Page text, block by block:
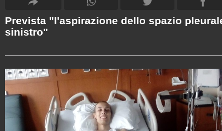
Prevista "l'aspirazione dello spazio
sinistro"